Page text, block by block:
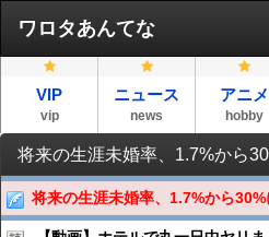
ワロタあんてな
VIP
vip
ニュース
news
アニメ
hobby
将来の生涯未婚率、1.7%から